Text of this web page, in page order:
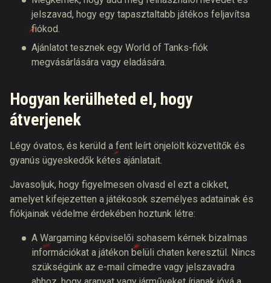
jelszavad, hogy egy tapasztaltabb játékos feljavítsa
fiókod.
Ajánlatot tesznek egy World of Tanks-fiók
megvásárlására vagy eladására.
Hogyan kerülheted el, hogy
átverjenek
Légy óvatos, és kerüld a fent leírt önjelölt közvetítők és
gyanús ügyeskedők kétes ajánlatait.
Javasoljuk, hogy figyelmesen olvasd el ezt a cikket,
amelyet kifejezetten a játékosok személyes adatainak és
fiókjainak védelme érdekében hoztunk létre:
A Wargaming képviselői sohasem kérnek bizalmas
információkat a játékon belüli chaten keresztül. Nincs
szükségünk az e-mail címedre vagy jelszavadra